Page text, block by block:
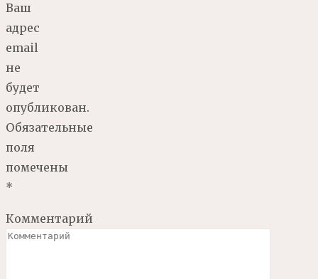
Ваш
адрес
email
не
будет
опубликован.
Обязательные
поля
помечены
*
Комментарий